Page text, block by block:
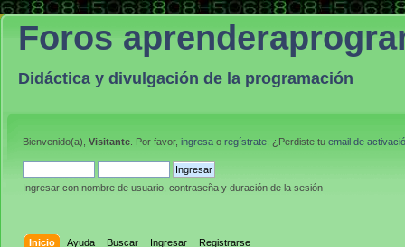
Foros
Didáctica y divulgación de la programación
Bienvenido(a), Visitante . Por favor, ingresa o regístrate . ¿Perdiste tu email de
Ingresar con nombre de usuario, contraseña y duración de la sesión
Inicio Ayuda Buscar Ingresar Registrarse